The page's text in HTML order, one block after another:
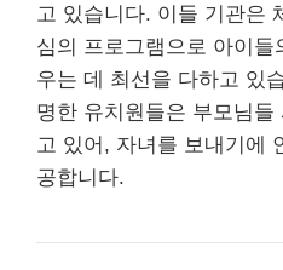
고 있습니다. 이들 기관은
심의 프로그램으로 아이들
우는 데 최선을 다하고 있
명한 유치원들은 부모님
고 있어, 자녀를 보내기에
공합니다.